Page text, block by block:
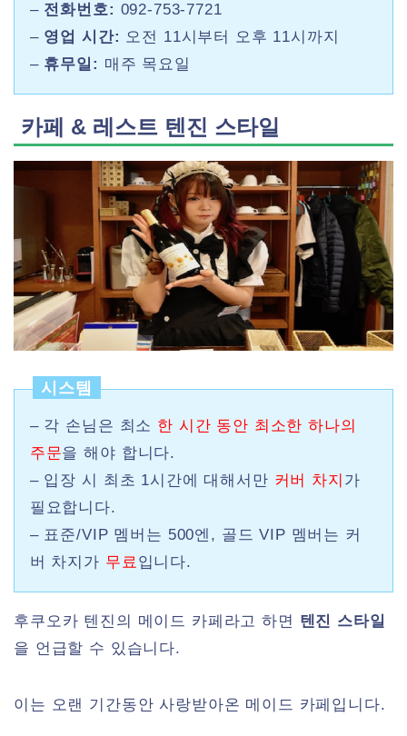
– 전화번호: 092-753-7721
– 영업 시간: 오전 11시부터 오후 11시까지
– 휴무일: 매주 목요일
카페 & 레스트 텐진 스타일
시스템
– 각 손님은 최소 한 시간 동안 최소한 하나의
주문을 해야 합니다.
– 입장 시 최초 1시간에 대해서만 커버 차지 가
필요합니다.
– 표준/VIP 멤버는 500엔, 골드 VIP 멤버는 커
버 차지가 무료입니다.
후쿠오카 텐진의 메이드 카페라고 하면 텐진 스타일
을 언급할 수 있습니다.
이는 오랜 기간동안 사랑받아온 메이드 카페입니다.